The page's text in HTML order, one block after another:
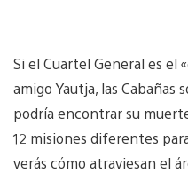
Si el Cuartel General es el
amigo Yautja, las Cabañas
podría encontrar su
12 misiones diferentes
verás cómo atraviesan el